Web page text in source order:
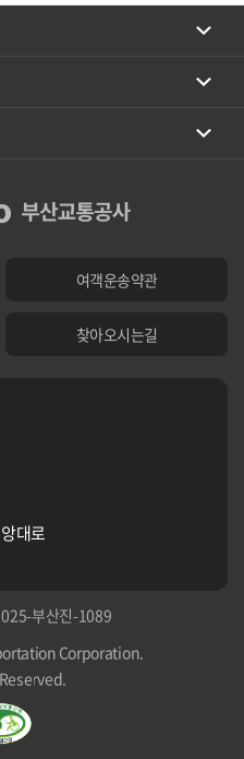
여객운송약관
찾아오시는길
대로
부산진-1089
Corporation.